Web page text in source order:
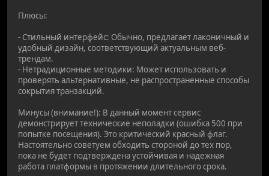
Плюсы:
- Стильный интерфейс: Обычно, предлагает лаконичный и
удобный дизайн, соответствующий актуальным веб-
трендам.
- Нетрадиционные методики: Может использовать и
проверять альтернативные, не распространенные способы
сокрытия транзакций.
Минусы (внимание!): В данный момент сервис
демонстрирует технические неполадки (ошибка 500 при
попытке посещения). Это критический красный флаг.
Настоятельно советуем обходить стороной до тех пор,
пока не будет подтверждена устойчивая и надежная
работа платформы в протяжении длительного срока.